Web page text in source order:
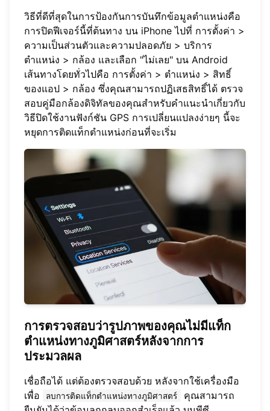
วิธีที่ดีที่สุดในการป้องกันการบันทึกข้อมูลตำแหน่งคือ
การปิดฟีเจอร์นี้ที่ต้นทาง บน iPhone ไปที่ การตั้งค่า >
ความเป็นส่วนตัวและความปลอดภัย > บริการ
ตำแหน่ง > กล้อง และเลือก "ไม่เลย" บน Android
เส้นทางโดยทั่วไปคือ การตั้งค่า > ตำแหน่ง > สิทธิ์
ของแอป > กล้อง ซึ่งคุณสามารถปฏิเสธสิทธิ์ได้ ตรวจ
สอบคู่มือกล้องดิจิทัลของคุณสำหรับคำแนะนำเกี่ยวกับ
วิธีปิดใช้งานฟังก์ชัน GPS การเปลี่ยนแปลงง่ายๆ นี้จะ
หยุดการติดแท็กตำแหน่งก่อนที่จะเริ่ม
การตรวจสอบว่ารูปภาพของคุณไม่มีแท็ก
ตำแหน่งทางภูมิศาสตร์หลังจากการ
ประมวลผล
เชื่อถือได้ แต่ต้องตรวจสอบด้วย หลังจากใช้เครื่องมือ
เพื่อ
ลบการติดแท็กตำแหน่งทางภูมิศาสตร์
คุณสามารถ